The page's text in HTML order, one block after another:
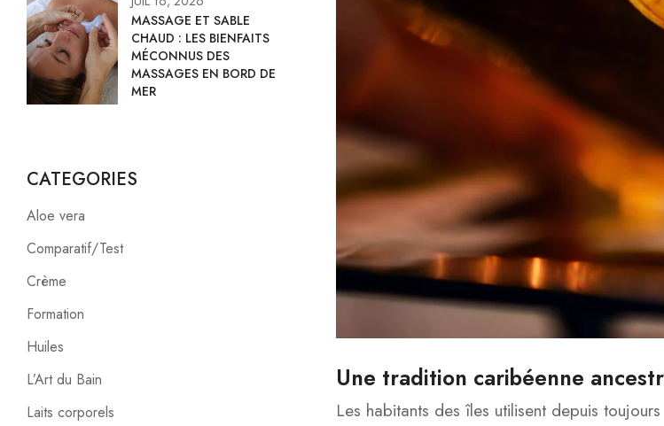
MASSAGE ET SABLE
CHAUD : LES BIENFAITS
MÉCONNUS DES
MASSAGES EN BORD DE
MER
CATEGORIES
Aloe vera
Comparatif/Test
Crème
Formation
Huiles
L’Art du Bain
Laits corporels
Une tradition caribéenne
Les habitants des îles utilisent depuis